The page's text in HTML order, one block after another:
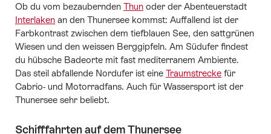
Ob du vom bezaubernden Thun oder der Abenteuerstadt
Interlaken an den Thunersee kommst: Auffallend ist der
Farbkontrast zwischen dem tiefblauen See, den sattgrünen
Wiesen und den weissen Berggipfeln. Am Südufer findest
du hübsche Badeorte mit fast mediterranem Ambiente.
Das steil abfallende Nordufer ist eine Traumstrecke für
Cabrio- und Motorradfans. Auch für Wassersport ist der
Thunersee sehr beliebt.
Schifffahrten auf dem Thunersee